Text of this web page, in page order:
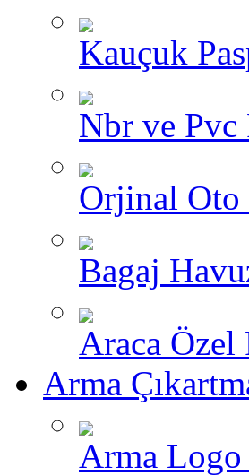
Kauçuk
Nbr ve Pvc
Orjinal Oto
Bagaj
Araca Özel
Arma
Arma